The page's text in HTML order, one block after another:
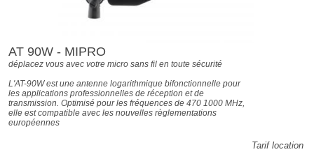
AT 90W - MIPRO
déplacez vous avec votre micro sans fil en toute sécurité
L'AT-90W est une antenne logarithmique bifonctionnelle pour
les applications professionnelles de réception et de
transmission. Optimisé pour les fréquences de 470 1000 MHz,
elle est compatible avec les nouvelles règlementations
européennes
Tarif location